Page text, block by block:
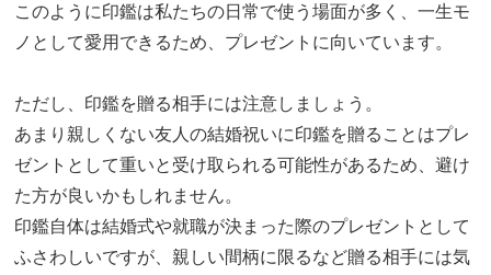
このように印鑑は私たちの日常で使う場面が多く、一生モ
ノとして愛用できるため、プレゼントに向いています。
ただし、印鑑を贈る相手には注意しましょう。
あまり親しくない友人の結婚祝いに印鑑を贈ることはプレ
ゼントとして重いと受け取られる可能性があるため、避け
た方が良いかもしれません。
印鑑自体は結婚式や就職が決まった際のプレゼントとして
ふさわしいですが、親しい間柄に限るなど贈る相手には気